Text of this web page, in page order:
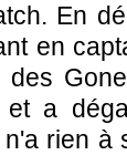
En
en
et a
rien